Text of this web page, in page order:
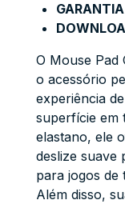
GARANTIA
O Mouse Pad
o acessório
experiência
superfície em
elastano, ele
deslize suave
para jogos de
Além disso,